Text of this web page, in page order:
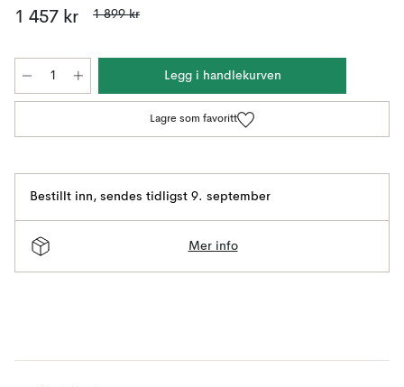
1 457 kr 1 899 kr
Legg i handlekurven
Lagre som favoritt
Bestillt inn, sendes tidligst 9. september
Mer info